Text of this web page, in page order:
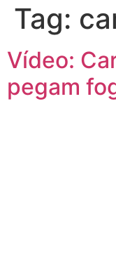
Tag:
Vídeo:
pegam